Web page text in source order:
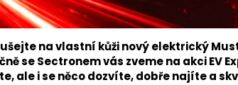
na vlastní kůži nový elektrický
se Sectronem vás zveme na akci EV
ale i se něco dozvíte, dobře najíte a